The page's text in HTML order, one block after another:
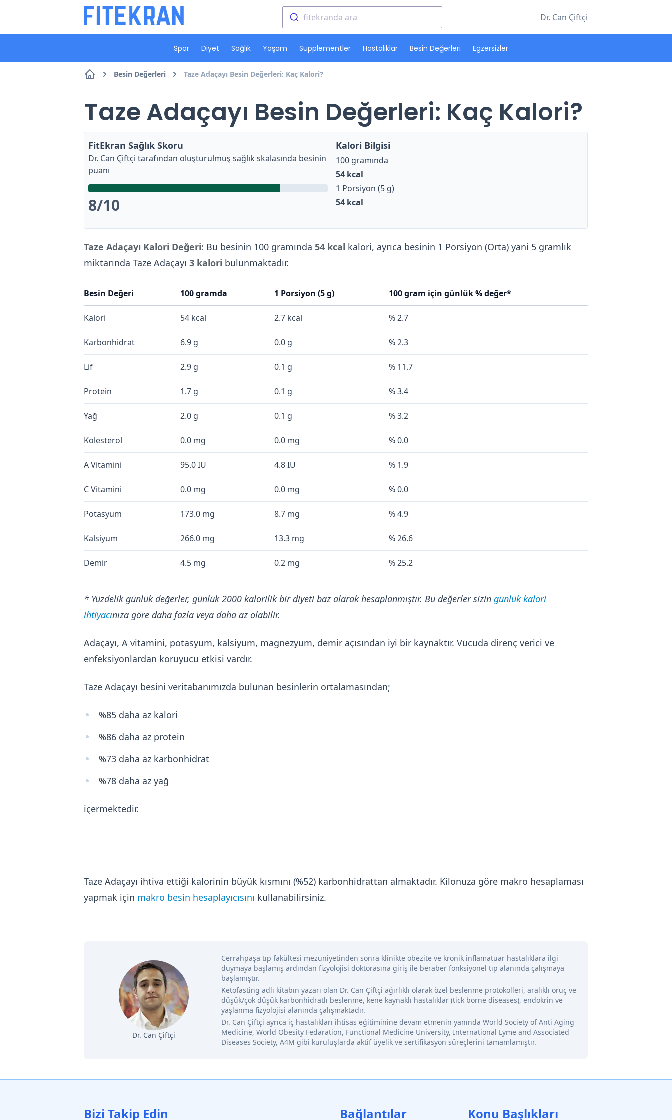
fitekranda ara Dr. Can Çiftçi
Spor Diyet Sağlık Yaşam Supplementler Hastalıklar Besin Değerleri Egzersizler
Besin Değerleri Taze Adaçayı Besin Değerleri: Kaç Kalori?
Taze Adaçayı Besin Değerleri: Kaç Kalori?
FitEkran Sağlık Skoru
Dr. Can Çiftçi tarafından oluşturulmuş sağlık skalasında besinin
puanı
8/10
Kalori Bilgisi
100 gramında
54 kcal
1 Porsiyon (5 g)
54 kcal
Taze Adaçayı Kalori Değeri: Bu besinin 100 gramında 54 kcal kalori, ayrıca besinin 1 Porsiyon (Orta) yani 5 gramlık
miktarında Taze Adaçayı 3 kalori bulunmaktadır.
Besin Değeri 100 gramda 1 Porsiyon (5 g) 100 gram için günlük % değer*
Kalori 54 kcal 2.7 kcal % 2.7
Karbonhidrat 6.9 g 0.0 g % 2.3
Lif 2.9 g 0.1 g % 11.7
Protein 1.7 g 0.1 g % 3.4
Yağ 2.0 g 0.1 g % 3.2
Kolesterol 0.0 mg 0.0 mg % 0.0
A Vitamini 95.0 IU 4.8 IU % 1.9
C Vitamini 0.0 mg 0.0 mg % 0.0
Potasyum 173.0 mg 8.7 mg % 4.9
Kalsiyum 266.0 mg 13.3 mg % 26.6
Demir 4.5 mg 0.2 mg % 25.2
* Yüzdelik günlük değerler, günlük 2000 kalorilik bir diyeti baz alarak hesaplanmıştır. Bu değerler sizin günlük kalori
ihtiyacınıza göre daha fazla veya daha az olabilir.
Adaçayı, A vitamini, potasyum, kalsiyum, magnezyum, demir açısından iyi bir kaynaktır. Vücuda direnç verici ve
enfeksiyonlardan koruyucu etkisi vardır.
Taze Adaçayı besini veritabanımızda bulunan besinlerin ortalamasından;
%85 daha az kalori
%86 daha az protein
%73 daha az karbonhidrat
%78 daha az yağ
içermektedir.
Taze Adaçayı ihtiva ettiği kalorinin büyük kısmını (%52) karbonhidrattan almaktadır. Kilonuza göre makro hesaplaması
yapmak için makro besin hesaplayıcısını kullanabilirsiniz.
Dr. Can Çiftçi
Cerrahpaşa tıp fakültesi mezuniyetinden sonra klinikte obezite ve kronik inflamatuar hastalıklara ilgi
duymaya başlamış ardından fizyolojisi doktorasına giriş ile beraber fonksiyonel tıp alanında çalışmaya
başlamıştır.
Ketofasting adlı kitabın yazarı olan Dr. Can Çiftçi ağırlıklı olarak özel beslenme protokolleri, aralıklı oruç ve
düşük/çok düşük karbonhidratlı beslenme, kene kaynaklı hastalıklar (tick borne diseases), endokrin ve
yaşlanma fizyolojisi alanında çalışmaktadır.
Dr. Can Çiftçi ayrıca iç hastalıkları ihtisas eğitiminine devam etmenin yanında World Society of Anti Aging
Medicine, World Obesity Fedaration, Functional Medicine University, International Lyme and Associated
Diseases Society, A4M gibi kuruluşlarda aktif üyelik ve sertifikasyon süreçlerini tamamlamıştır.
Bizi Takip Edin Bağlantılar Konu Başlıkları